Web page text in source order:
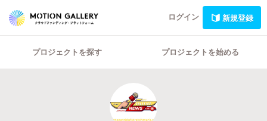
ログイン 新規登録
プロジェクトを探す プロジェクトを始める